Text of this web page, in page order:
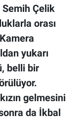
Semih Çelik
orası
yukarı
belli bir
gelmesini
da İkbal